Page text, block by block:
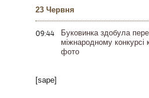
23 Червня
09:44
Буковинка здобула
міжнародному конкурсі
фото
[sape]